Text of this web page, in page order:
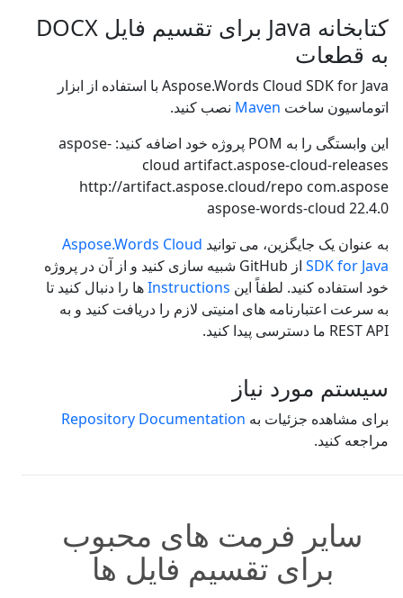
کتابخانه Java برای تقسیم فایل DOCX
به قطعات
Aspose.Words Cloud SDK for Java با استفاده از ابزار
اتوماسیون ساخت Maven نصب کنید.
این وابستگی را به POM پروژه خود اضافه کنید:
aspose-
cloud artifact.aspose-cloud-releases
http://artifact.aspose.cloud/repo com.aspose
aspose-words-cloud 22.4.0
به عنوان یک جایگزین، می توانید Aspose.Words Cloud
SDK for Java
از GitHub شبیه سازی کنید و از آن در پروژه
خود استفاده کنید. لطفاً این Instructionsها را دنبال کنید تا
به سرعت اعتبارنامه های امنیتی لازم را دریافت کنید و به
REST API ما دسترسی پیدا کنید.
سیستم مورد نیاز
برای مشاهده جزئیات به Repository Documentation
مراجعه کنید.
سایر فرمت های محبوب
برای تقسیم فایل ها